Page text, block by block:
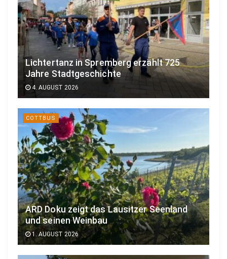
Lichtertanz in Spremberg erzählt 725
Jahre Stadtgeschichte
4. AUGUST 2026
COTTBUS
ARD Doku zeigt das Lausitzer Seenland
und seinen Weinbau
1. AUGUST 2026